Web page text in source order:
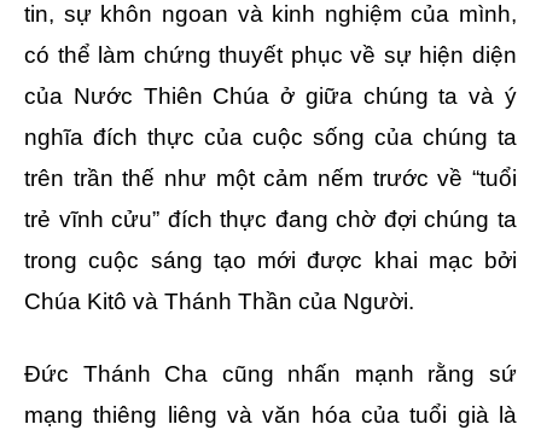
tin, sự khôn ngoan và kinh nghiệm của mình,
có thể làm chứng thuyết phục về sự hiện diện
của Nước Thiên Chúa ở giữa chúng ta và ý
nghĩa đích thực của cuộc sống của chúng ta
trên trần thế như một cảm nếm trước về “tuổi
trẻ vĩnh cửu” đích thực đang chờ đợi chúng ta
trong cuộc sáng tạo mới được khai mạc bởi
Chúa Kitô và Thánh Thần của Người.
Đức Thánh Cha cũng nhấn mạnh rằng sứ
mạng thiêng liêng và văn hóa của tuổi già là